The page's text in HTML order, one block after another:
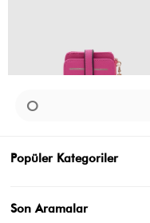
📷
Popüler Kategoriler
Son Aramalar